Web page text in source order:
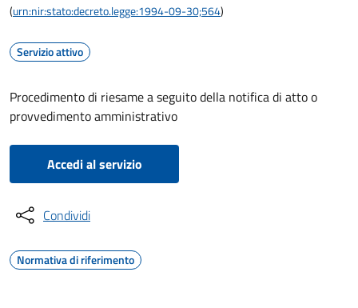
(urn:nir:stato:decreto.legge:1994-09-30;564)
Servizio attivo
Procedimento di riesame a seguito della notifica di atto o
provvedimento amministrativo
Accedi al servizio
Condividi
Normativa di riferimento